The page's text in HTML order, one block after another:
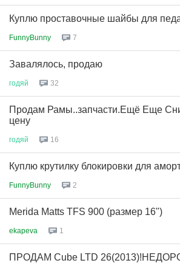
Куплю проставочные шайбы для
FunnyBunny 7
Завалялось, продаю
годяй 32
Продам Рамы..запчасти.Ещё Еще
цену
годяй 16
Куплю крутилку блокировки для
FunnyBunny 2
Merida Matts TFS 900 (размер 16")
ekapeva 1
ПРОДАМ Cube LTD